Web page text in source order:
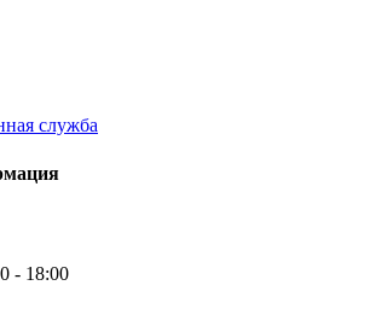
служба
- 18:00